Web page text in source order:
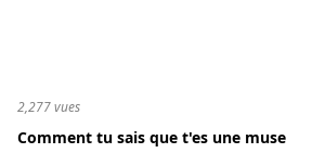
2,277 vues
Comment tu sais que t'es une muse